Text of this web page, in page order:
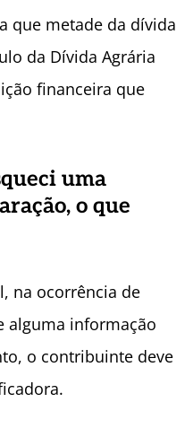
que metade da dívida
da Dívida Agrária
financeira que
uma
o que
na ocorrência de
alguma informação
o contribuinte deve